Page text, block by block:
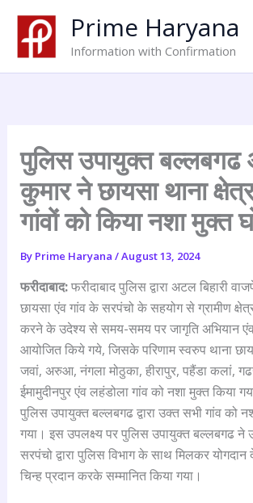
content
Prime Haryana
Information with Confirmation
पुलिस उपायुक्त बल्लबगढ
कुमार ने छायसा थाना
गांवों को किया नशा मुक्त
By Prime Haryana /August 13, 2024
फरीदाबाद:फरीदाबाद पुलिस द्वारा अटल बिहारी
छायसा एंव गांव के सरपंचो के सहयोग से ग्रामीण
करने के उदेश्य से समय-समय पर जागृति अभियान एंव
आयोजित किये गये, जिसके परिणाम स्वरुप थाना
जवां, अरुआ, नंगला मोठुका, हीरापुर, पहैंडा कलां,
ईमामुदीनपुर एंव लहंडोला गांव को नशा मुक्त किया
पुलिस उपायुक्त बल्लबगढ द्वारा उक्त सभी गांव को
गया। इस उपलक्ष्य पर पुलिस उपायुक्त बल्लबगढ ने
सरपंचो द्वारा पुलिस विभाग के साथ मिलकर योगदान
चिन्ह प्रदान करके सम्मानित किया गया।